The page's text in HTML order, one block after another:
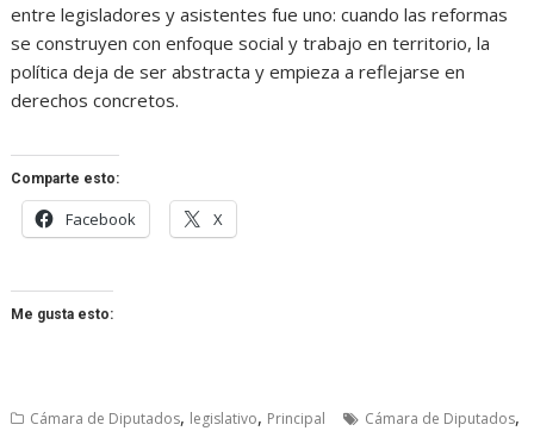
entre legisladores y asistentes fue uno: cuando las reformas
se construyen con enfoque social y trabajo en territorio, la
política deja de ser abstracta y empieza a reflejarse en
derechos concretos.
Comparte esto:
Facebook X
Me gusta esto:
Cámara de Diputados, legislativo, Principal Cámara de Diputados,